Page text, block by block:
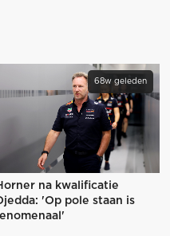
68w geleden
na kwalificatie
'Op pole staan is